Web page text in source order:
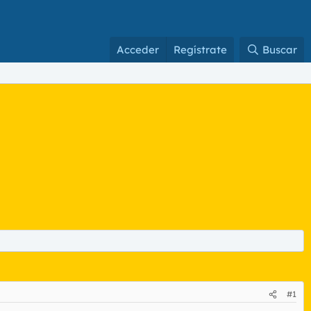
Acceder Regístrate Buscar
#1